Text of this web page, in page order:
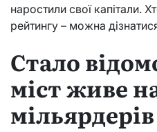
наростили свої капітали.
рейтингу – можна
Стало
міст живе
мільярдерів